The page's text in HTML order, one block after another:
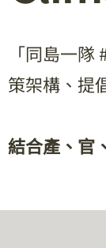
「同島一
策架構、提
結合產、官